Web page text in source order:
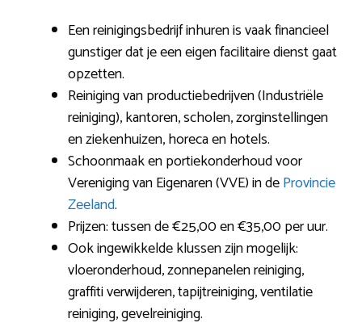
Een reinigingsbedrijf inhuren is vaak financieel
gunstiger dat je een eigen facilitaire dienst gaat
opzetten.
Reiniging van productiebedrijven (Industriële
reiniging), kantoren, scholen, zorginstellingen
en ziekenhuizen, horeca en hotels.
Schoonmaak en portiekonderhoud voor
Vereniging van Eigenaren (VVE) in deProvincie
Zeeland.
Prijzen: tussen de €25,00 en €35,00 per uur.
Ook ingewikkelde klussen zijn mogelijk:
vloeronderhoud, zonnepanelen reiniging,
graffiti verwijderen, tapijtreiniging, ventilatie
reiniging, gevelreiniging.